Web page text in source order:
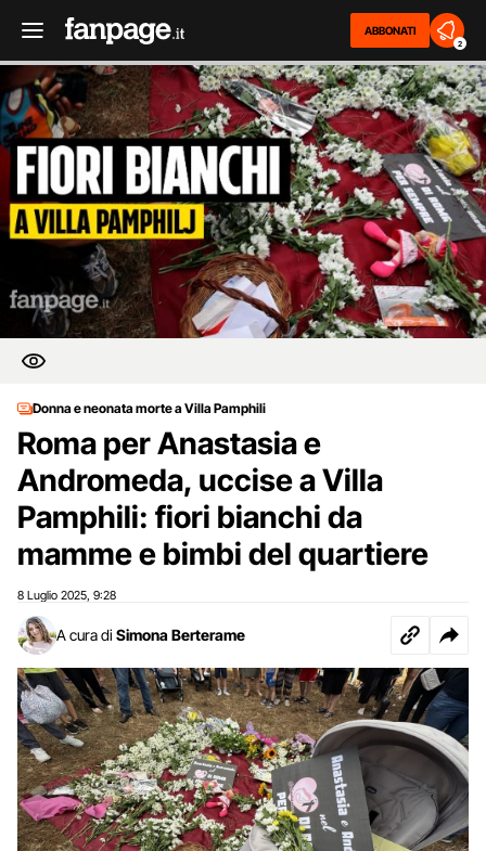
ABBONATI
2
Donna e neonata morte a Villa Pamphili
Roma per Anastasia e
Andromeda, uccise a Villa
Pamphili: fiori bianchi da
mamme e bimbi del quartiere
8 Luglio 2025 9:28
A cura di Simona Berterame